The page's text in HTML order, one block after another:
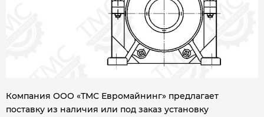
Компания ООО «ТМС Евромайнинг» предлагает
поставку из наличия или под заказ установку